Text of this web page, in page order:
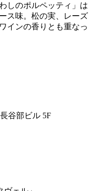
しのポルペッティ」は
ス味。松の実、レーズ
インの香りとも重なっ
谷部ビル 5F